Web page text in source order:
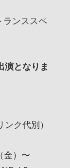
ランススペ
となりま
ク代別）
金）〜